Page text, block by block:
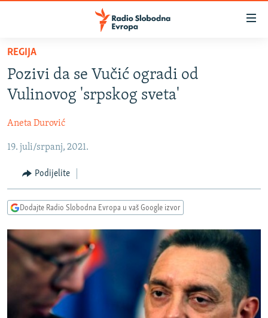
Pređite
glavni
sadržaj
na
navigaciju
Pređite
pretragu
BOSNA I HERCEGOVINA
KOSOVO
CRNA GORA
VIZUELNO
FOTOGALERIJE
INFOGRAFIKE
PODCASTI
RAT U UKRAJINI
KINA NA BALKANU
RSE PRIČE IZ SVIJETA
ISPRIČAJ MI
DNEVNO@RSE
REGIJA
Pozivi da se Vučić ogradi od
Vulinovog 'srpskog sveta'
Aneta Durović
19. juli/srpanj, 2021.
Podijelite
Dodajte Radio Slobodna Evropa u vaš Google izvor